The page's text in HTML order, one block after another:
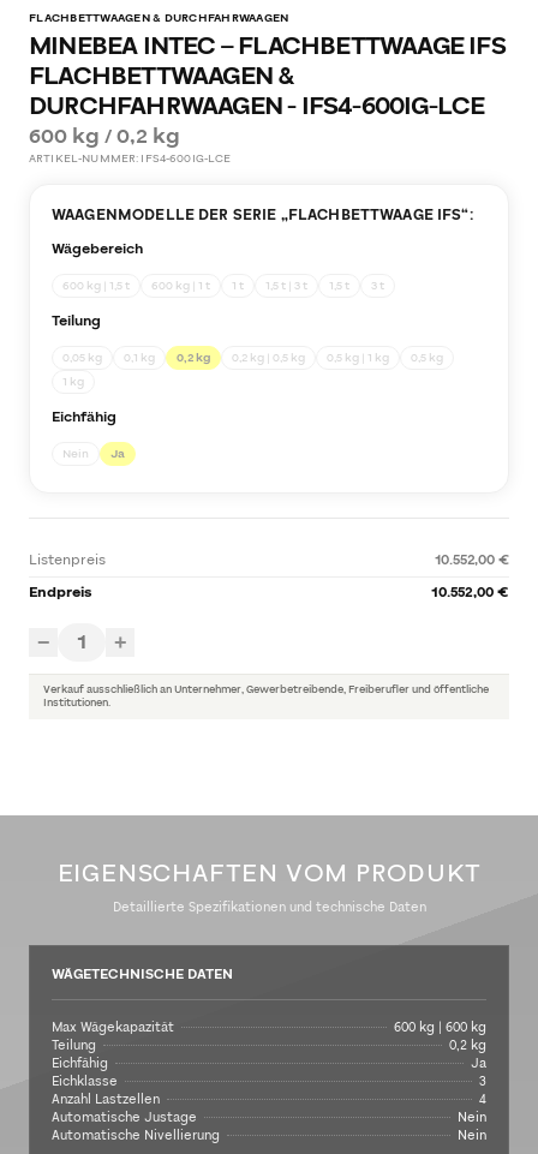
FLACHBETTWAAGEN & DURCHFAHRWAAGEN
MINEBEA INTEC – FLACHBETTWAAGE IFS
FLACHBETTWAAGEN &
DURCHFAHRWAAGEN - IFS4-600IG-LCE
600 kg / 0,2 kg
ARTIKEL-NUMMER: IFS4-600IG-LCE
WAAGENMODELLE DER SERIE „FLACHBETTWAAGE IFS“:
Wägebereich
600 kg | 1,5 t 600 kg | 1 t 1 t 1,5 t | 3 t 1,5 t 3 t
Teilung
0,05 kg 0,1 kg 0,2 kg 0,2 kg | 0,5 kg 0,5 kg | 1 kg
0,5 kg
1 kg
Eichfähig
Nein Ja
Listenpreis
10.552,00 €
Endpreis
10.552,00 €
− 1 +
Verkauf ausschließlich an Unternehmer, Gewerbetreibende, Freiberufler und öffentliche
Institutionen.
EIGENSCHAFTEN VOM PRODUKT
Detaillierte Spezifikationen und technische Daten
WÄGETECHNISCHE DATEN
Max Wägekapazität
600 kg | 600 kg
Teilung
0,2 kg
Eichfähig
Ja
Eichklasse
3
Anzahl Lastzellen
4
Automatische Justage
Nein
Automatische Nivellierung
Nein